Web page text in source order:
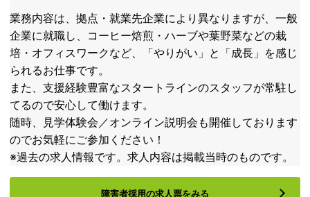
業務内容は、拠点・就業先企業により異なりますが、一般
企業に就職し、コーヒー焙煎・ハーブや葉野菜などの栽
培・オフィスワークなど、「やりがい」と「成長」を感じ
られるお仕事です。
また、支援経験豊富なスタートラインのスタッフが常駐し
てるので安心して働けます。
随時、見学体験会／オンライン説明会も開催しております
のでお気軽にご参加ください！
※過去の求人情報です。求人内容は掲載当時のものです。
障害者採用の求人票をみる